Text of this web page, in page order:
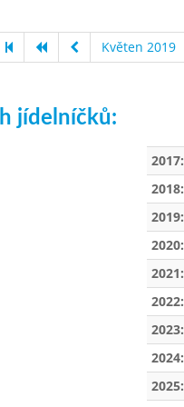
Květen 2019
jídelníčků:
2017:
2018:
2019:
2020:
2021:
2022:
2023:
2024:
2025: